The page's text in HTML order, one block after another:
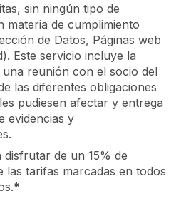
sin ningún tipo de
de cumplimiento
de Datos, Páginas web
Este servicio incluye la
reunión con el socio del
las diferentes obligaciones
pudiesen afectar y entrega
evidencias y
disfrutar de un 15% de
las tarifas marcadas en todos
*